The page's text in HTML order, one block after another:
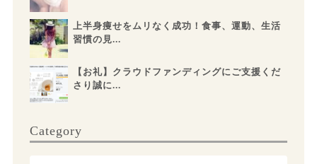
上半身痩せをムリなく成功！食事、運動、生活
習慣の見...
【お礼】クラウドファンディングにご支援くだ
さり誠に...
Category